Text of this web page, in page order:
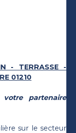
- TERRASSE -
01210
votre partenaire
sur le secteur